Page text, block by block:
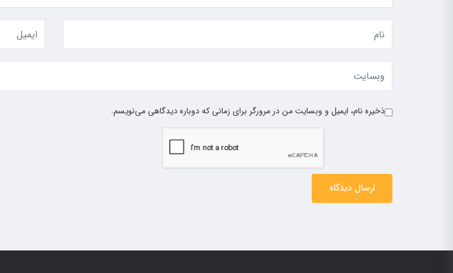
ذخیره نام، ایمیل و وبسایت من در مرورگر برای زمانی که دوباره دیدگاهی می‌نویسم.